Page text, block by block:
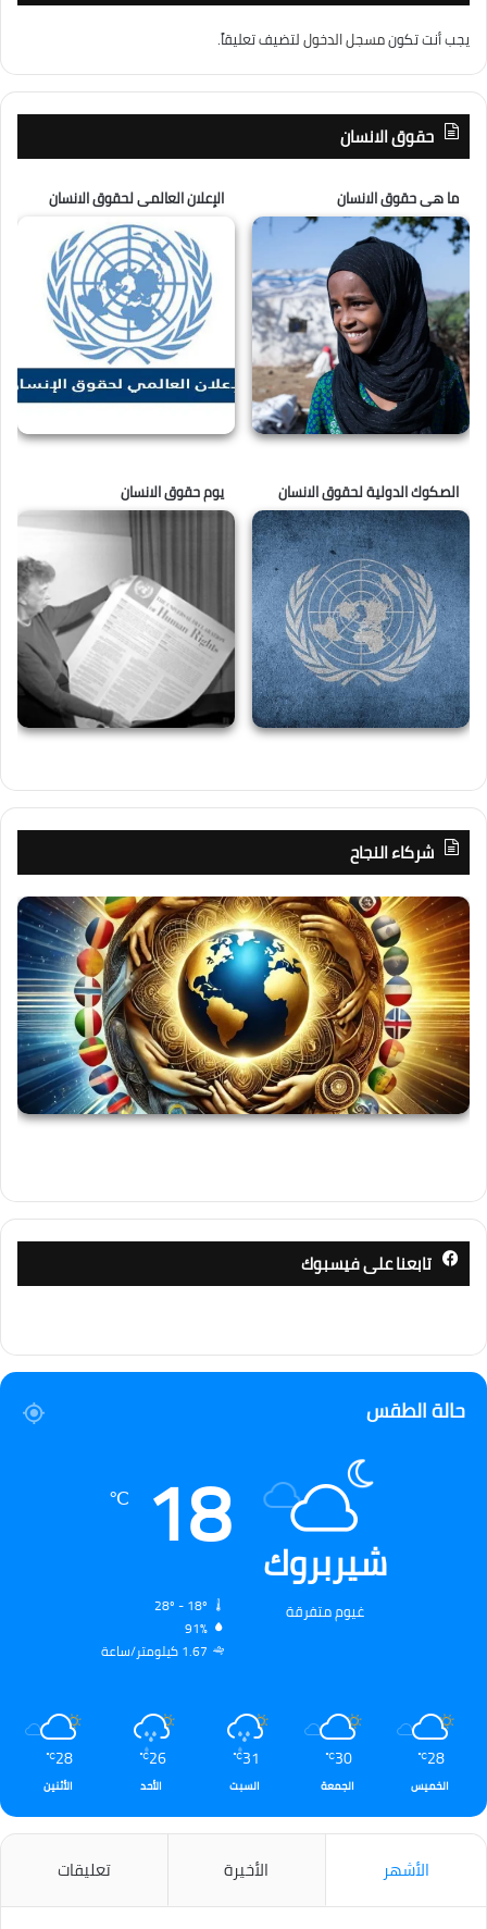
يجب أنت تكونمسجل الدخوللتضيف تعليقاً.
حقوق الانسان
ما هى حقوق الانسان الإعلان العالمى لحقوق الانسان
الصكوك الدولية لحقوق الانسان يوم حقوق الانسان
شركاء النجاح
تابعنا على فيسبوك
حالة الطقس
شيربروك
غيوم متفرقة
18
℃
91%
1.67 كيلومتر/ساعة
28
℃
الخميس
30
℃
الجمعة
31
℃
السبت
26
℃
الأحد
28
℃
الأثنين
الأشهر الأخيرة تعليقات